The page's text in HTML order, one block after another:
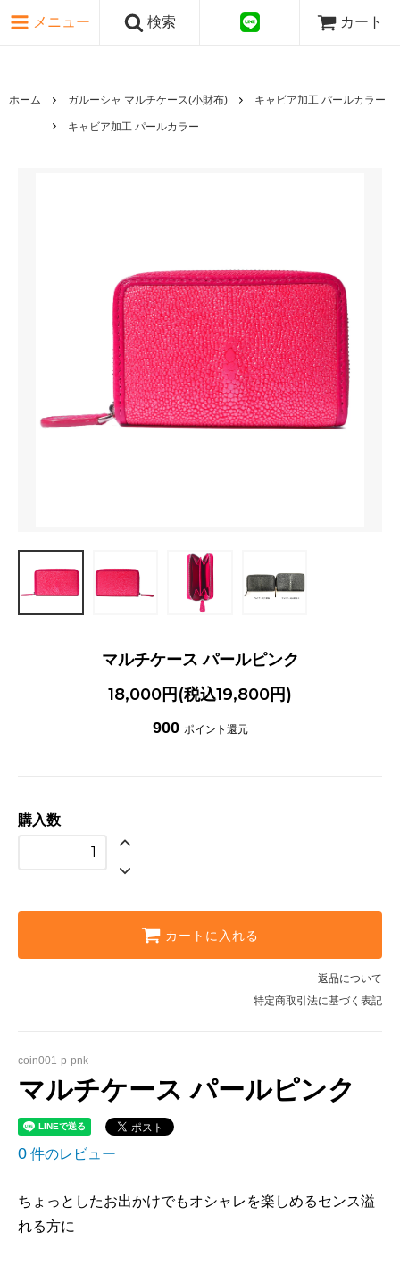
メニュー 検索 カート
ホーム ガルーシャ マルチケース(小財布) キャビア加工 パールカラー
キャビア加工 パールカラー
マルチケース パールピンク
18,000円(税込19,800円)
900 ポイント還元
購入数
カートに入れる
返品について
特定商取引法に基づく表記
coin001-p-pnk
マルチケース パールピンク
0 件のレビュー
ちょっとしたお出かけでもオシャレを楽しめるセンス溢
れる方に
ピンク・レッド系
ゴールド・シルバー系
国旗シリーズ
日本伝文様シリーズ